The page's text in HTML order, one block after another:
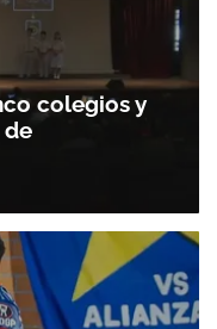
colegios y
de